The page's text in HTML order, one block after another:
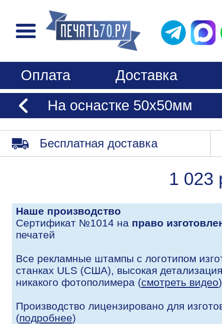
Оплата
Доставка
На оснастке 50х50мм
Бесплатная доставка
1 023
Наше производство
Сертификат №1014 на право
печатей
Все рекламные штампы с логотипом
станках ULS (США), высокая детализация
никакого фотополимера (смотреть видео)
Производство лицензировано для
(подробнее)